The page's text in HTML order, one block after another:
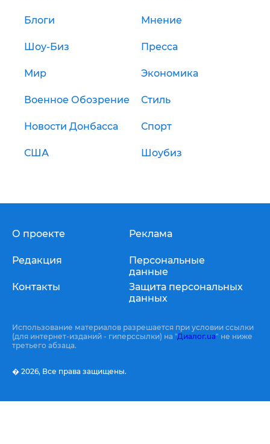
Блоги Мнение
Шоу-Биз Пресса
Мир Экономика
Военное Обозрение Стиль
Новости Донбасса Спорт
США Шоубиз
О проекте
Редакция
Контакты
Реклама
Персональные
данные
Защита персональных
данных
Использование материалов разрешается при условии ссылки
(для интернет-изданий - гиперссылки) на "Диалог.ua" не ниже
третьего абзаца.
� 2026, Все права защищены.